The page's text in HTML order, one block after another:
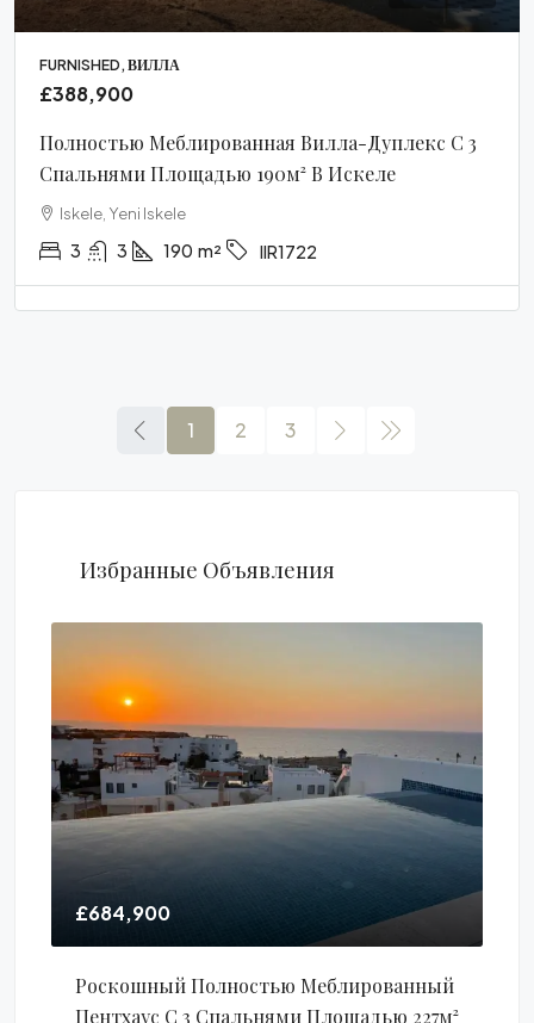
FURNISHED, ВИЛЛА
£388,900
Полностью Меблированная Вилла-Дуплекс С 3
Спальнями Площадью 190м² В Искеле
Iskele, Yeni Iskele
3 3 190 m² IIR1722
1 2 3
Избранные Объявления
227м²
£106,900
Однокомнатная Квартира Площадью
60м² В Алсанджаке